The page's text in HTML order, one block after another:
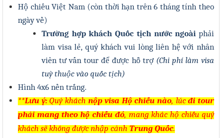
Hộ chiếu Việt Nam (còn thời hạn trên 6 tháng tính theo
ngày về)
Trường hợp khách Quốc tịch nước ngoài phải
làm visa lẻ, quý khách vui lòng liên hệ với nhân
viên tư vấn tour để được hỗ trợ (Chi phí làm visa
tuỳ thuộc vào quốc tịch)
Hình 4x6 nền trắng.
**Lưu ý:Quý khách nộp visa Hộ chiếu nào, lúcđi tour
phải mang theo hộ chiếu đó, mang khác hộ chiếu quý
khách sẽ không được nhập cảnh Trung Quốc.